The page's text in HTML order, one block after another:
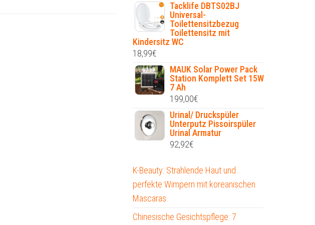
Tacklife DBTS02BJ
Universal-
Toilettensitzbezug
Toilettensitz mit
Kindersitz WC
18,99€
MAUK Solar Power Pack
Station Komplett Set 15W
7 Ah
199,00€
Urinal/ Druckspüler
Unterputz Pissoirspüler
Urinal Armatur
92,92€
K-Beauty: Strahlende Haut und
perfekte Wimpern mit koreanischen
Mascaras
Chinesische Gesichtspflege: 7